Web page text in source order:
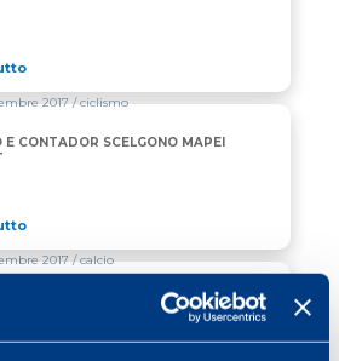
SCELGONO MAPEI SPORT
2017/ ciclismo
E CONTADOR SCELGONO MAPEI
2017/ calcio
2017: IL SASSUOLO CALCIO